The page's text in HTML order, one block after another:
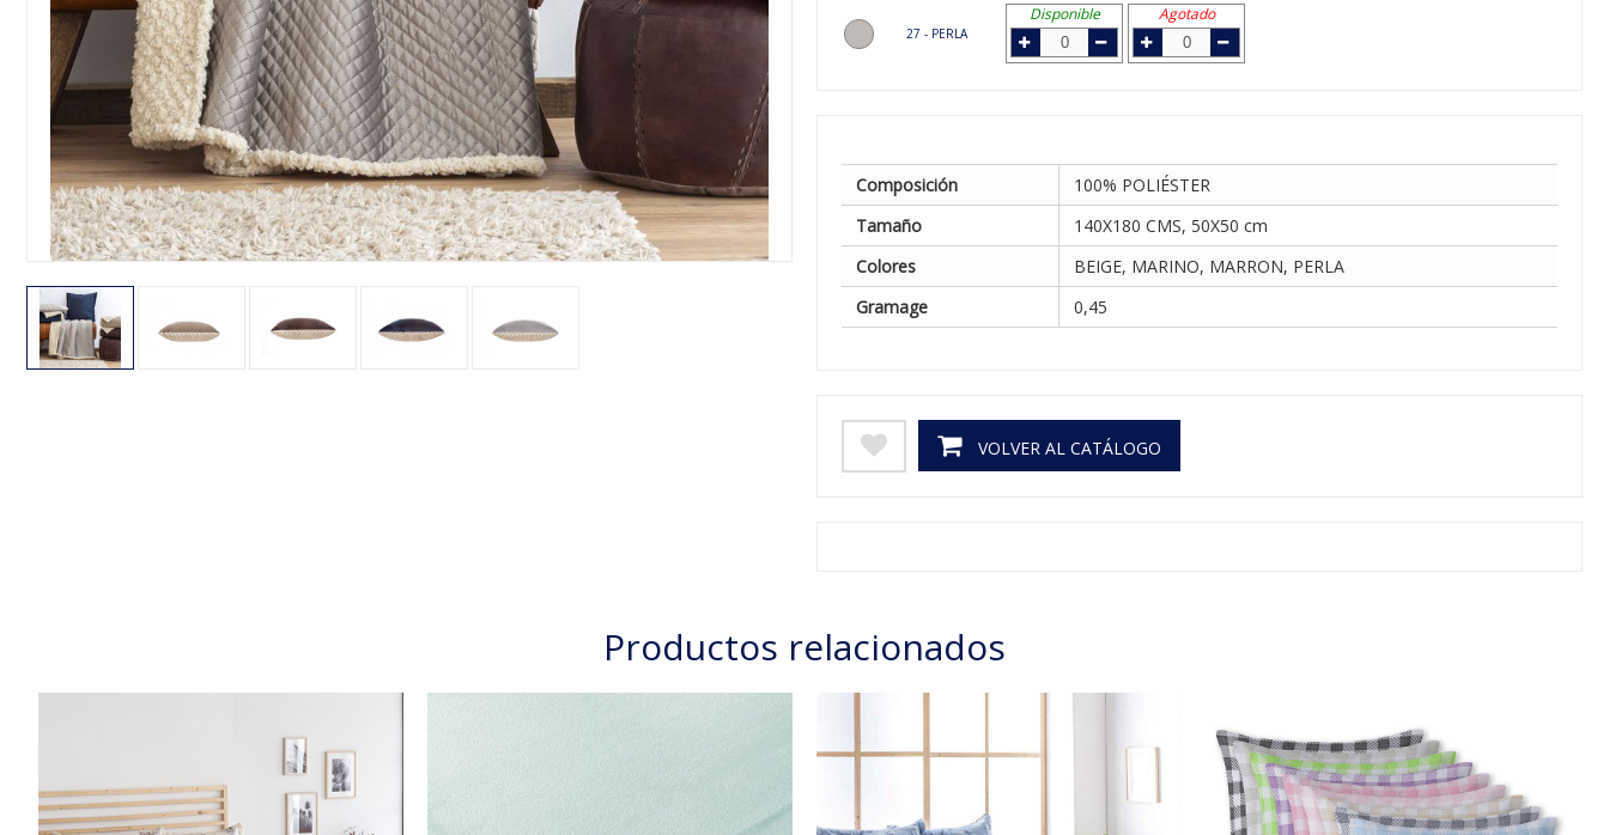
27 - PERLA
Disponible Agotado
Composición
100% POLIÉSTER
Tamaño
140X180 CMS, 50X50 cm
Colores
BEIGE, MARINO, MARRON, PERLA
Gramage
0,45
VOLVER AL CATÁLOGO
Productos relacionados